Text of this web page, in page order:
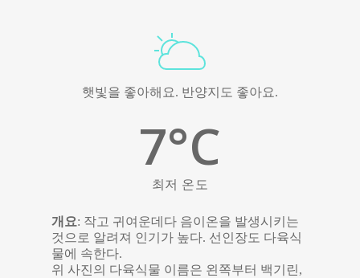
햇빛을 좋아해요. 반양지도 좋아요.
7°C
최저 온도
개요: 작고 귀여운데다 음이온을 발생시키는
것으로 알려져 인기가 높다. 선인장도 다육식
물에 속한다.
위 사진의 다육식물 이름은 왼쪽부터 백기린,